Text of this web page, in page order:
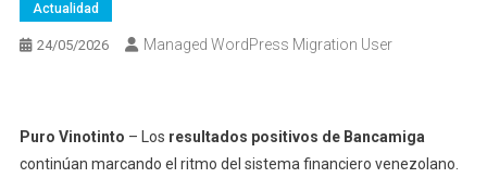
Actualidad
24/05/2026 Managed WordPress Migration User
Puro Vinotinto – Los resultados positivos de Bancamiga
continúan marcando el ritmo del sistema financiero venezolano.